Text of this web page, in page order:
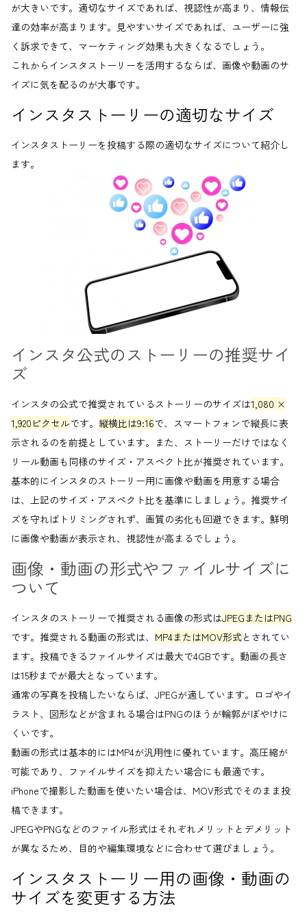
が大きいです。適切なサイズであれば、視認性が高まり、情報伝
達の効率が高まります。見やすいサイズであれば、ユーザーに強
く訴求できて、マーケティング効果も大きくなるでしょう。
これからインスタストーリーを活用するならば、画像や動画のサ
イズに気を配るのが大事です。
インスタストーリーの適切なサイズ
インスタストーリーを投稿する際の適切なサイズについて紹介し
ます。
インスタ公式のストーリーの推奨サイ
ズ
インスタの公式で推奨されているストーリーのサイズは1,080 ×
1,920ピクセルです。 縦横比は9:16で、スマートフォンで縦長に表
示されるのを前提としています。また、ストーリーだけではなく
リール動画も同様のサイズ・アスペクト比が推奨されています。
基本的にインスタのストーリー用に画像や動画を用意する場合
は、上記のサイズ・アスペクト比を基準にしましょう。推奨サイ
ズを守ればトリミングされず、画質の劣化も回避できます。鮮明
に画像や動画が表示され、視認性が高まるでしょう。
画像・動画の形式やファイルサイズに
ついて
インスタのストーリーで推奨される画像の形式はJPEGまたはPNG
です。推奨される動画の形式は、 MP4またはMOV形式とされてい
ます。投稿できるファイルサイズは最大で4GBです。動画の長さ
は15秒までが最大となっています。
通常の写真を投稿したいならば、JPEGが適しています。ロゴやイ
ラスト、図形などが含まれる場合はPNGのほうが輪郭がぼやけに
くいです。
動画の形式は基本的にはMP4が汎用性に優れています。高圧縮が
可能であり、ファイルサイズを抑えたい場合にも最適です。
iPhoneで撮影した動画を使いたい場合は、MOV形式でそのまま投
稿できます。
JPEGやPNGなどのファイル形式はそれぞれメリットとデメリット
が異なるため、目的や編集環境などに合わせて選びましょう。
インスタストーリー用の画像・動画の
サイズを変更する方法